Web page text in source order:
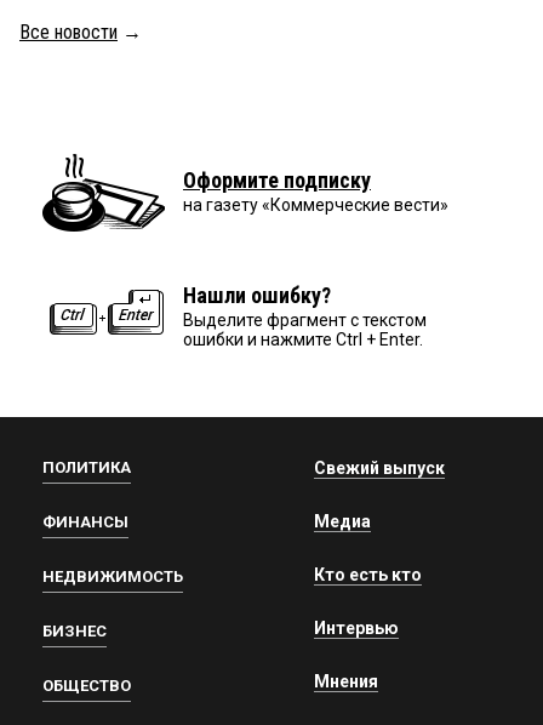
Все новости →
Оформите подписку
на газету «Коммерческие вести»
Нашли ошибку?
Выделите фрагмент с текстом
ошибки и нажмите Ctrl + Enter.
ПОЛИТИКА
ФИНАНСЫ
НЕДВИЖИМОСТЬ
БИЗНЕС
ОБЩЕСТВО
Свежий выпуск
Медиа
Кто есть кто
Интервью
Мнения